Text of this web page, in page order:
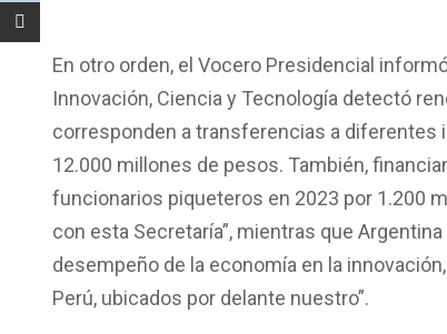
En otro orden, el Vocero Presidencial
Innovación, Ciencia y Tecnología detectó
corresponden a transferencias a
12.000 millones de pesos. También,
funcionarios piqueteros en 2023 por 1.200
con esta Secretaría”, mientras que
desempeño de la economía en la
Perú, ubicados por delante nuestro”.